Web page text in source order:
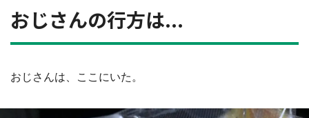
おじさんの行方は...
おじさんは、ここにいた。